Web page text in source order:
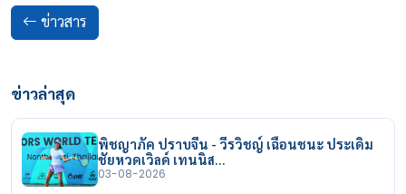
ข่าวสาร
ข่าวล่าสุด
พิชญาภัค ปราบจีน - วีรวิชญ์ เฉือนชนะ ประเดิม
ชัยหวดเวิลด์ เทนนิส…
03-08-2026